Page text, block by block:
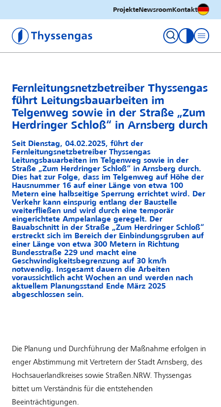
ProjekteNewsroomKontakt
Thyssengas GmbH
Fernleitungsnetzbetreiber Thyssengas
führt Leitungsbauarbeiten im
Telgenweg sowie in der Straße „Zum
Herdringer Schloß“ in Arnsberg durch
Seit Dienstag, 04.02.2025, führt der
Fernleitungsnetzbetreiber Thyssengas
Leitungsbauarbeiten im Telgenweg sowie in der
Straße „Zum Herdringer Schloß“ in Arnsberg durch.
Dies hat zur Folge, dass im Telgenweg auf Höhe der
Hausnummer 16 auf einer Länge von etwa 100
Metern eine halbseitige Sperrung errichtet wird. Der
Verkehr kann einspurig entlang der Baustelle
weiterfließen und wird durch eine temporär
eingerichtete Ampelanlage geregelt. Der
Bauabschnitt in der Straße „Zum Herdringer Schloß“
erstreckt sich im Bereich der Einbindungsgruben auf
einer Länge von etwa 300 Metern in Richtung
Bundesstraße 229 und macht eine
Geschwindigkeitsbegrenzung auf 30 km/h
notwendig. Insgesamt dauern die Arbeiten
voraussichtlich acht Wochen an und werden nach
aktuellem Planungsstand Ende März 2025
abgeschlossen sein.
Die Planung und Durchführung der Maßnahme erfolgen in
enger Abstimmung mit Vertretern der Stadt Arnsberg, des
Hochsauerlandkreises sowie Straßen.NRW. Thyssengas
bittet um Verständnis für die entstehenden
Beeinträchtigungen.